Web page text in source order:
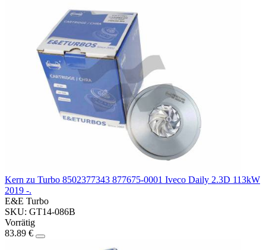
Kern zu Turbo 8502377343 877675-0001 Iveco Daily 2.3D 113kW
2019 -.
E&E Turbo
SKU: GT14-086B
Vorrätig
83.89 €